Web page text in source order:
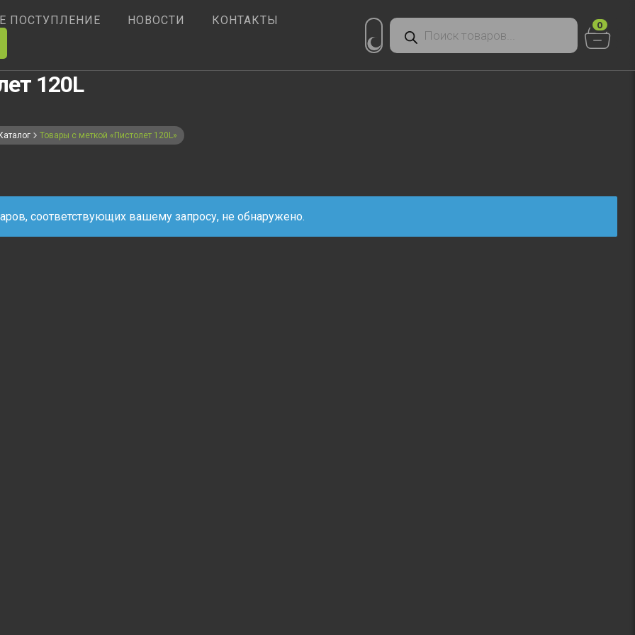
ПОСТУПЛЕНИЕ НОВОСТИ
КОНТАКТЫ
Поиск
товаров
0
120L
Каталог Товары с меткой «Пистолет 120L»
соответствующих вашему запросу, не обнаружено.